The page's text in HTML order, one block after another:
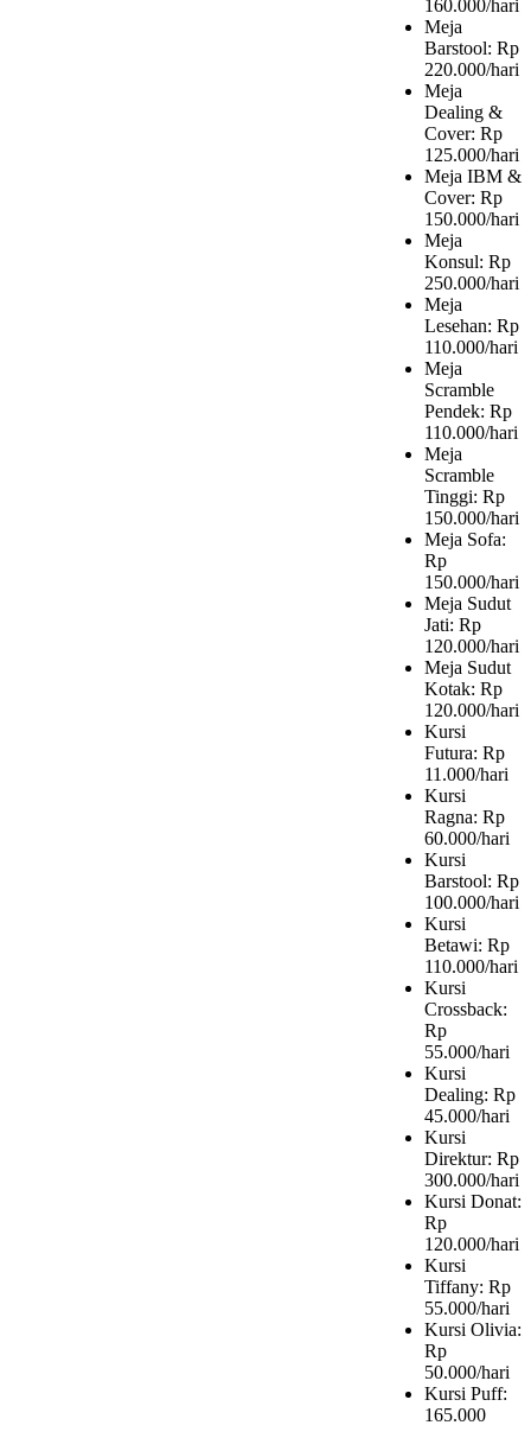
160.000/hari
Meja
Barstool: Rp
220.000/hari
Meja
Dealing &
Cover: Rp
125.000/hari
Meja IBM &
Cover: Rp
150.000/hari
Meja
Konsul: Rp
250.000/hari
Meja
Lesehan: Rp
110.000/hari
Meja
Scramble
Pendek: Rp
110.000/hari
Meja
Scramble
Tinggi: Rp
150.000/hari
Meja Sofa:
Rp
150.000/hari
Meja Sudut
Jati: Rp
120.000/hari
Meja Sudut
Kotak: Rp
120.000/hari
Kursi
Futura: Rp
11.000/hari
Kursi
Ragna: Rp
60.000/hari
Kursi
Barstool: Rp
100.000/hari
Kursi
Betawi: Rp
110.000/hari
Kursi
Crossback:
Rp
55.000/hari
Kursi
Dealing: Rp
45.000/hari
Kursi
Direktur: Rp
300.000/hari
Kursi Donat:
Rp
120.000/hari
Kursi
Tiffany: Rp
55.000/hari
Kursi Olivia:
Rp
50.000/hari
Kursi Puff:
165.000